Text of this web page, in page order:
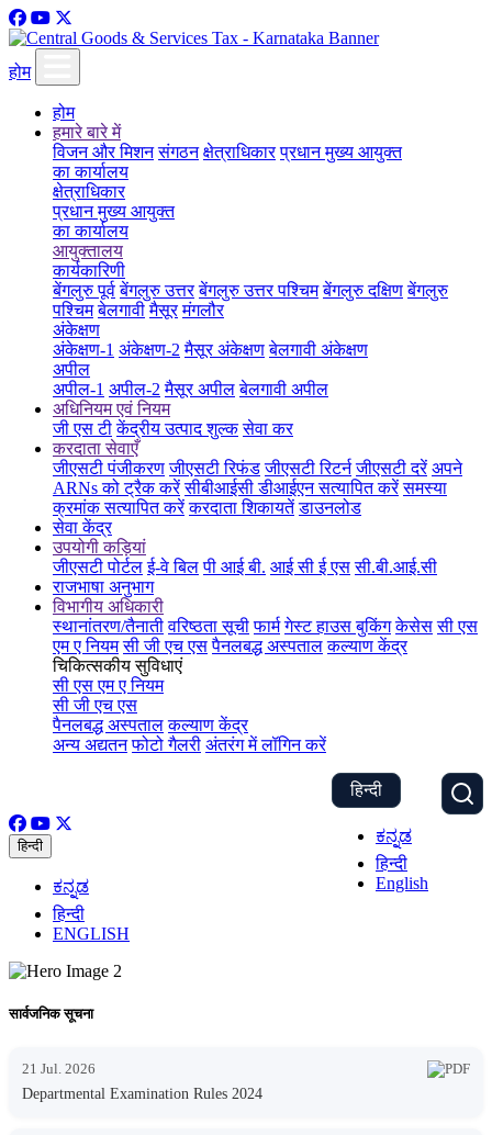
होम
होम
हमारे बारे में
विजन और मिशन संगठन क्षेत्राधिकार प्रधान मुख्य आयुक्त
का कार्यालय
क्षेत्राधिकार
प्रधान मुख्य आयुक्त
का कार्यालय
आयुक्तालय
कार्यकारिणी
बेंगलुरु पूर्व बेंगलुरु उत्तर बेंगलुरु उत्तर पश्चिम बेंगलुरु दक्षिण बेंगलुरु
पश्चिम बेलगावी मैसूर मंगलौर
अंकेक्षण
अंकेक्षण-1 अंकेक्षण-2 मैसूर अंकेक्षण बेलगावी अंकेक्षण
अपील
अपील-1 अपील-2 मैसूर अपील बेलगावी अपील
अधिनियम एवं नियम
जी एस टी केंद्रीय उत्पाद शुल्क सेवा कर
करदाता सेवाएँ
जीएसटी पंजीकरण जीएसटी रिफंड जीएसटी रिटर्न जीएसटी दरें अपने
ARNs को ट्रैक करें सीबीआईसी डीआईएन सत्यापित करें समस्या
क्रमांक सत्यापित करें करदाता शिकायतें डाउनलोड
सेवा केंद्र
उपयोगी कड़ियां
जीएसटी पोर्टल ई-वे बिल पी आई बी. आई सी ई एस सी.बी.आई.सी
राजभाषा अनुभाग
विभागीय अधिकारी
स्थानांतरण/तैनाती वरिष्ठता सूची फार्म गेस्ट हाउस बुकिंग केसेस सी एस
एम ए नियम सी जी एच एस पैनलबद्ध अस्पताल कल्याण केंद्र
चिकित्सकीय सुविधाएं
सी एस एम ए नियम
सी जी एच एस
पैनलबद्ध अस्पताल कल्याण केंद्र
अन्य अद्यतन फोटो गैलरी अंतरंग में लॉगिन करें
हिन्दी
ಕನ್ನಡ
हिन्दी
English
हिन्दी
ಕನ್ನಡ
हिन्दी
ENGLISH
सार्वजनिक सूचना
21 Jul. 2026
Departmental Examination Rules 2024